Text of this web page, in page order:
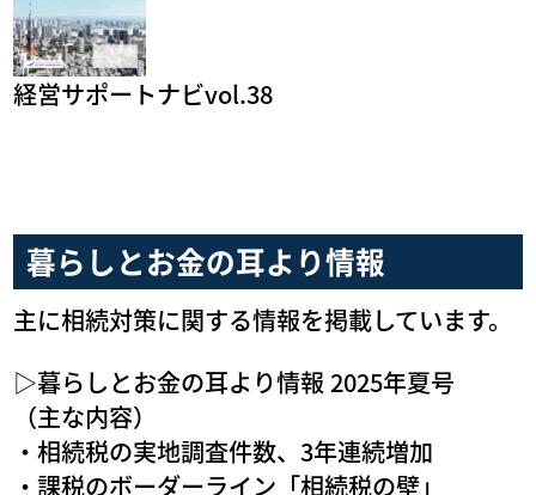
経営サポートナビvol.38
​暮らしとお金の耳より情報
主に相続対策に関する情報を掲載しています。
▷暮らしとお金の耳より情報 2025年夏号
（主な内容）
・相続税の実地調査件数、3年連続増加
・課税のボーダーライン「相続税の壁」